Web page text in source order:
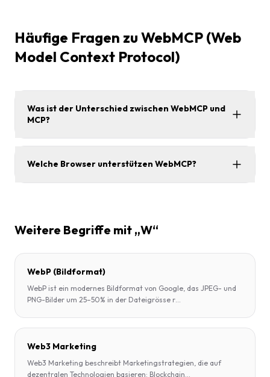
Häufige Fragen zu WebMCP (Web
Model Context Protocol)
Was ist der Unterschied zwischen WebMCP und
MCP?
Welche Browser unterstützen WebMCP?
Weitere Begriffe mit „W“
WebP (Bildformat)
WebP ist ein modernes Bildformat von Google, das JPEG- und
PNG-Bilder um 25–50% in der Dateigrösse r
Web3 Marketing
Web3 Marketing beschreibt Marketingstrategien, die auf
dezentralen Technologien basieren: Blockchain